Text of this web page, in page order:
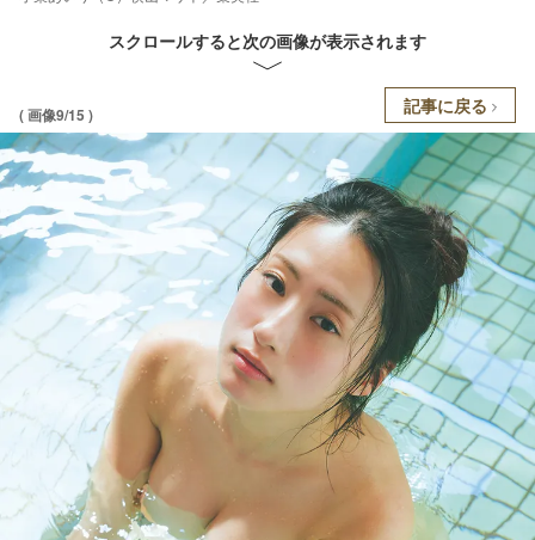
スクロールすると次の画像が表示されます
( 画像9/15 ) 記事に戻る